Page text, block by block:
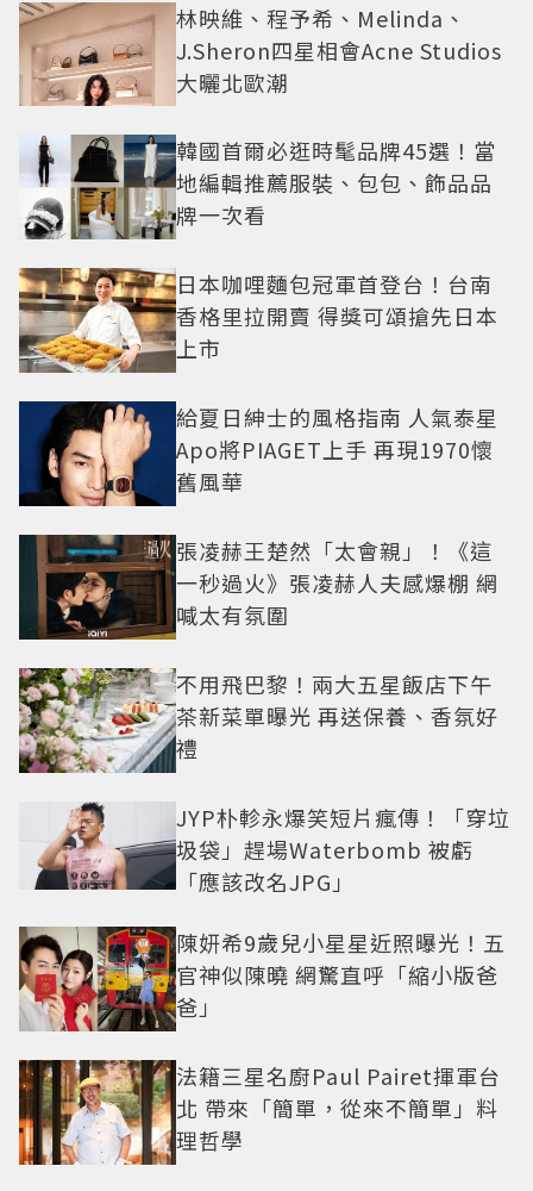
林映維、程予希、Melinda、
J.Sheron四星相會Acne Studios
大曬北歐潮
韓國首爾必逛時髦品牌45選！當
地編輯推薦服裝、包包、飾品品
牌一次看
日本咖哩麵包冠軍首登台！台南
香格里拉開賣 得獎可頌搶先日本
上市
給夏日紳士的風格指南 人氣泰星
Apo將PIAGET上手 再現1970懷
舊風華
張凌赫王楚然「太會親」！《這
一秒過火》張凌赫人夫感爆棚 網
喊太有氛圍
不用飛巴黎！兩大五星飯店下午
茶新菜單曝光 再送保養、香氛好
禮
JYP朴軫永爆笑短片瘋傳！「穿垃
圾袋」趕場Waterbomb 被虧
「應該改名JPG」
陳妍希9歲兒小星星近照曝光！五
官神似陳曉 網驚直呼「縮小版爸
爸」
法籍三星名廚Paul Pairet揮軍台
北 帶來「簡單，從來不簡單」料
理哲學